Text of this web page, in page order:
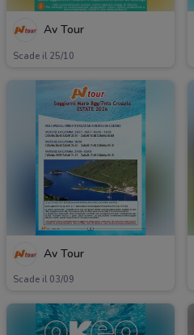
Av Tour
Scade il 25/10
Av Tour
Scade il 03/09